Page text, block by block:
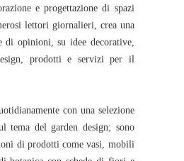
e progettazione di spazi
lettori giornalieri, crea una
di opinioni, su idee decorative,
prodotti e servizi per il
con una selezione
tema del garden design; sono
di prodotti come vasi, mobili